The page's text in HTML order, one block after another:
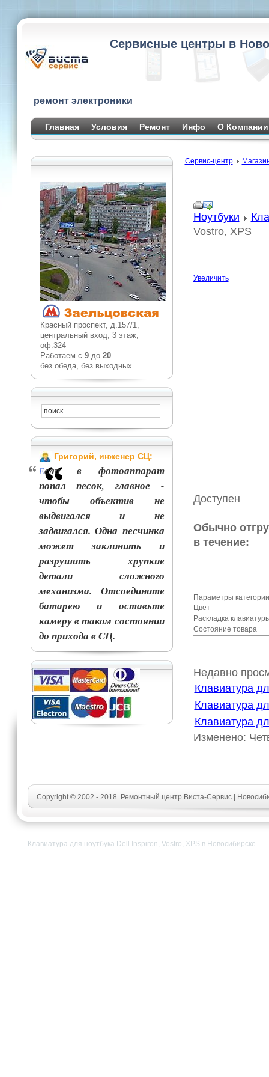
Сервисные центры в
ремонт электроники
Главная Условия Ремонт Инфо О Компании
Красный проспект, д.157/1,
центральный вход, 3 этаж,
оф.324
Работаем с 9до 20
без обеда, без выходных
Григорий, инженер СЦ:
Если в фотоаппарат
попал песок, главное -
чтобы объектив не
выдвигался и не
задвигался. Одна песчинка
может заклинить и
разрушить хрупкие
детали сложного
механизма. Отсоедините
батарею и оставьте
камеру в таком состоянии
до прихода в СЦ.
Сервис-центр
Ноутбуки
Vostro, XPS
Увеличить
Доступен
Обычно
в течение:
Параметры
Цвет
Раскладка
Состояние товара
Недавно
Клавиатура
Клавиатура
Клавиатура
Изменено:
Copyright © 2002 - 2018. Ремонтный центр Виста-Сервис |
Клавиатура для ноутбука Dell Inspiron, Vostro, XPS в Новосибирске